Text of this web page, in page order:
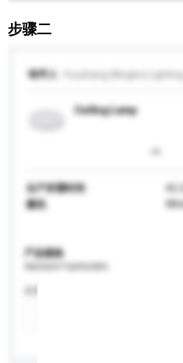
步骤二
收件人
Ceiling Lamp
生产所需时间
42 日
颜色
产品规格